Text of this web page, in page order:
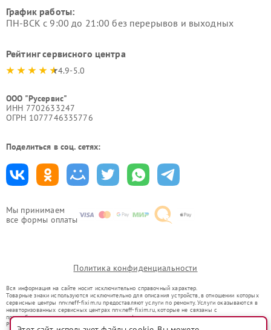
Мы принимаем
все формы оплаты
График работы:
ПН-ВСК с 9:00 до 21:00 без перерывов и выходных
Рейтинг сервисного центра
4.9-5.0
ООО "Русервис"
ИНН 7702633247
ОГРН 1077746335776
Поделиться в соц. сетях:
Политика конфиденциальности
Вся информация на сайте носит исключительно справочный характер.
Товарные знаки используются исключительно для описания устройств, в отношении которых
сервисные центры nnv.neff-fixim.ru предоставляют услуги по ремонту. Услуги оказываются в
неавторизованных сервисных центрах nnv.neff-fixim.ru, которые не связаны с
правообладателями товарных знаков или их официальными представителями.
Ремонт осуществляется для устройств, уже введенных в гражданский оборот в соответствии